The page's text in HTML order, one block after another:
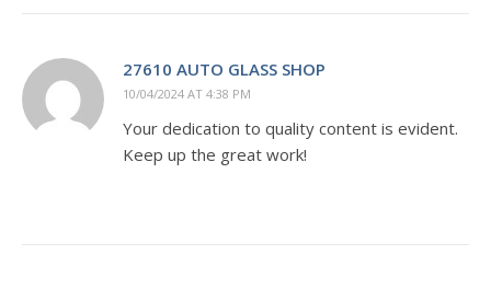
27610 AUTO GLASS SHOP
10/04/2024 AT 4:38 PM
Your dedication to quality content is evident.
Keep up the great work!